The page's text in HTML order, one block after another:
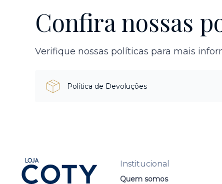
Confira nossas
Verifique nossas políticas para mais
Política de Devoluções
Institucional
Quem somos